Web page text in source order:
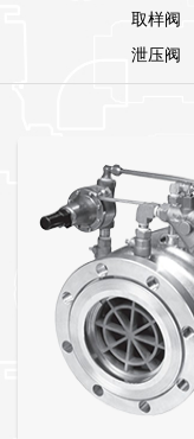
取样阀
泄压阀